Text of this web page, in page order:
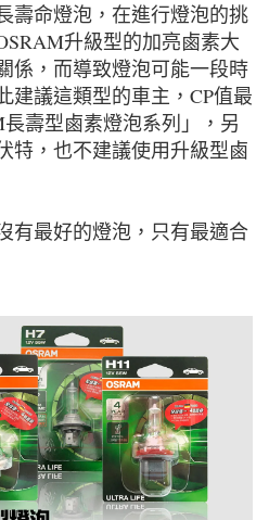
壽命燈泡，在進行燈泡的挑
升級型的加亮鹵素大
係，而導致燈泡可能一段時
建議這類型的車主，CP值最
壽型鹵素燈泡系列」，另
特，也不建議使用升級型鹵
有最好的燈泡，只有最適合